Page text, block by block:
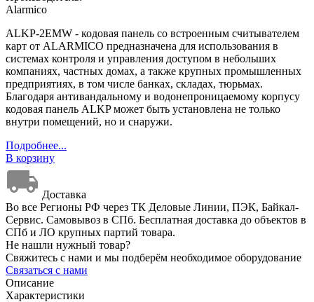
Alarmico
ALKP-2EMW - кодовая панель со встроенным считывателем
карт от ALARMICO предназначена для использования в
системах контроля и управления доступом в небольших
компаниях, частных домах, а также крупных промышленных
предприятиях, в том числе банках, складах, тюрьмах.
Благодаря антивандальному и водонепроницаемому корпусу
кодовая панель ALKP может быть установлена не только
внутри помещений, но и снаружи.
Подробнее...
В корзину
Доставка
Во все Регионы РФ через ТК Деловые Линии, ПЭК, Байкал-
Сервис. Самовывоз в СПб. Бесплатная доставка до объектов в
СПб и ЛО крупных партий товара.
Не нашли нужный товар?
Свяжитесь с нами и мы подберём необходимое оборудование
Связаться с нами
Описание
Характеристики